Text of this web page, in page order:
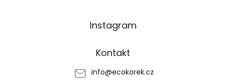
Instagram
Kontakt
info@ecokorek.cz